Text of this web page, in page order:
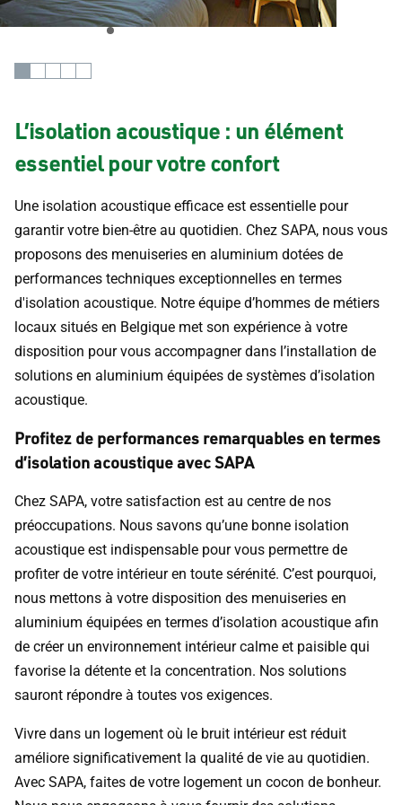
L’isolation acoustique : un élément
essentiel pour votre confort
Une isolation acoustique efficace est essentielle pour
garantir votre bien-être au quotidien. Chez SAPA, nous vous
proposons des menuiseries en aluminium dotées de
performances techniques exceptionnelles en termes
d'isolation acoustique. Notre équipe d’hommes de métiers
locaux situés en Belgique met son expérience à votre
disposition pour vous accompagner dans l’installation de
solutions en aluminium équipées de systèmes d’isolation
acoustique.
Profitez de performances remarquables en termes
d’isolation acoustique avec SAPA
Chez SAPA, votre satisfaction est au centre de nos
préoccupations. Nous savons qu’une bonne isolation
acoustique est indispensable pour vous permettre de
profiter de votre intérieur en toute sérénité. C’est pourquoi,
nous mettons à votre disposition des menuiseries en
aluminium équipées en termes d’isolation acoustique afin
de créer un environnement intérieur calme et paisible qui
favorise la détente et la concentration. Nos solutions
sauront répondre à toutes vos exigences.
Vivre dans un logement où le bruit intérieur est réduit
améliore significativement la qualité de vie au quotidien.
Avec SAPA, faites de votre logement un cocon de bonheur.